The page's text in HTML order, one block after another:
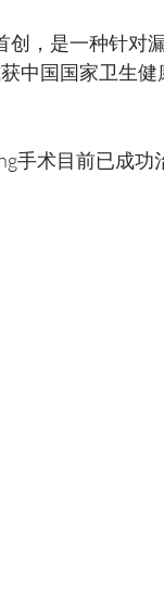
创，是一种针对
中国国家卫生
手术目前已成功